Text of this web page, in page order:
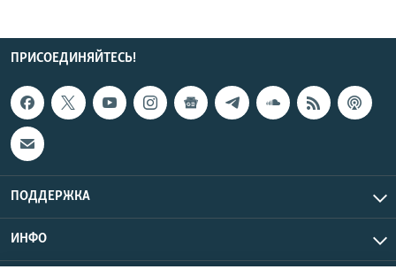
ПРИСОЕДИНЯЙТЕСЬ!
ПОДДЕРЖКА
ИНФО